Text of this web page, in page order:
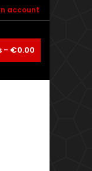
account
- €0.00